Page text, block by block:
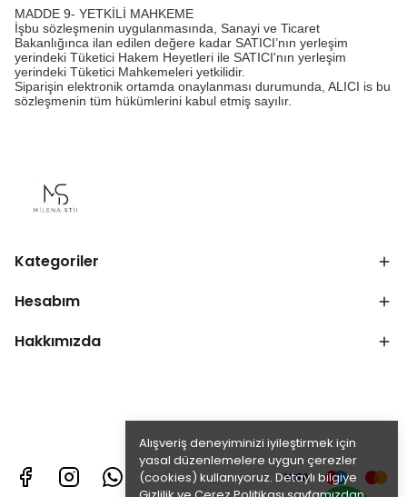
Alışveriş deneyiminizi iyileştirmek için
yasal düzenlemelere uygun çerezler
(cookies) kullanıyoruz. Detaylı bilgiye
MADDE 9- YETKİLİ MAHKEME
İşbu sözleşmenin uygulanmasında, Sanayi ve Ticaret
Bakanlığınca ilan edilen değere kadar SATICI’nın yerleşim
yerindeki Tüketici Hakem Heyetleri ile SATICI'nın yerleşim
yerindeki Tüketici Mahkemeleri yetkilidir.
Siparişin elektronik ortamda onaylanması durumunda, ALICI is bu
sözleşmenin tüm hükümlerini kabul etmiş sayılır.
Kategoriler
Hesabım
Hakkımızda